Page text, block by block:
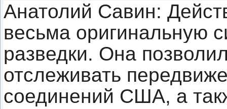
Анатолий Савин:
весьма оригинальную
разведки. Она
отслеживать
соединений США, а